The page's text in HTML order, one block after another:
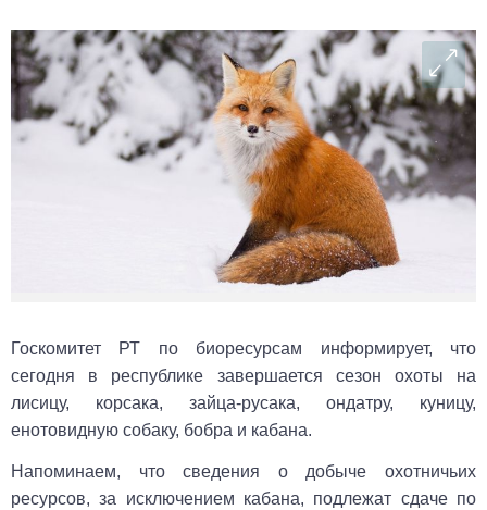
Госкомитет РТ по биоресурсам информирует, что
сегодня в республике завершается сезон охоты на
лисицу, корсака, зайца-русака, ондатру, куницу,
енотовидную собаку, бобра и кабана.
Напоминаем, что сведения о добыче охотничьих
ресурсов, за исключением кабана, подлежат сдаче по